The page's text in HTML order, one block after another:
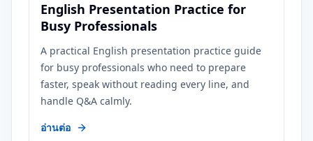
English Presentation Practice for
Busy Professionals
A practical English presentation practice guide
for busy professionals who need to prepare
faster, speak without reading every line, and
handle Q&A calmly.
อ่านต่อ